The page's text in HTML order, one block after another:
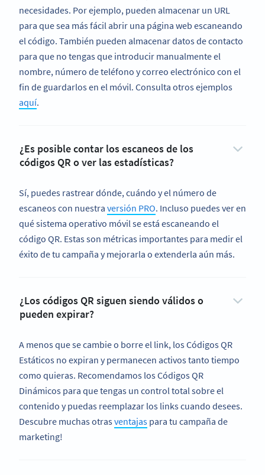
necesidades. Por ejemplo, pueden almacenar un URL
para que sea más fácil abrir una página web escaneando
el código. También pueden almacenar datos de contacto
para que no tengas que introducir manualmente el
nombre, número de teléfono y correo electrónico con el
fin de guardarlos en el móvil. Consulta otros ejemplos
aquí.
¿Es posible contar los escaneos de los
códigos QR o ver las estadísticas?
Sí, puedes rastrear dónde, cuándo y el número de
escaneos con nuestra versión PRO. Incluso puedes ver en
qué sistema operativo móvil se está escaneando el
código QR. Estas son métricas importantes para medir el
éxito de tu campaña y mejorarla o extenderla aún más.
¿Los códigos QR siguen siendo válidos o
pueden expirar?
A menos que se cambie o borre el link, los Códigos QR
Estáticos no expiran y permanecen activos tanto tiempo
como quieras. Recomendamos los Códigos QR
Dinámicos para que tengas un control total sobre el
contenido y puedas reemplazar los links cuando desees.
Descubre muchas otrasventajas para tu campaña de
marketing!